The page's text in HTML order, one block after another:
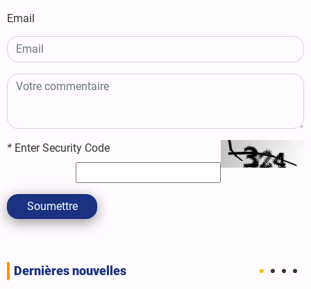
Email
* Enter Security Code
Soumettre
Dernières nouvelles